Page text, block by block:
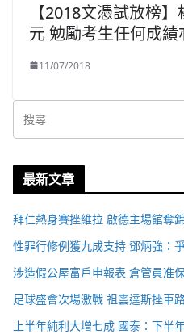
【2018文憑試放榜
元 勉勵考生任何成績
11/07/2018
最新文章
拜仁熱身賽挫維拉 啟德主場館奪
性罪行修例獲九成支持 鄧炳強：
涉造假公屋富戶申報表 倉管員准
足球盛會次場激戰 祖雲達斯挫車
上半年純利大增七成 國泰：下半